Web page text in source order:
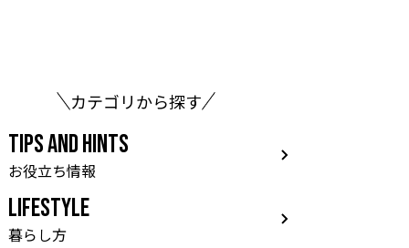
カテゴリから探す
TIPS AND HINTS
お役立ち情報
LIFESTYLE
暮らし方